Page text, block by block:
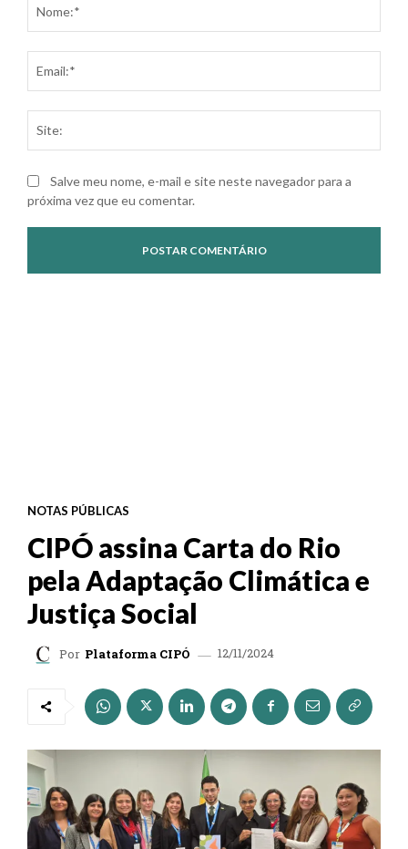
Salve meu nome, e-mail e site neste navegador para a
próxima vez que eu comentar.